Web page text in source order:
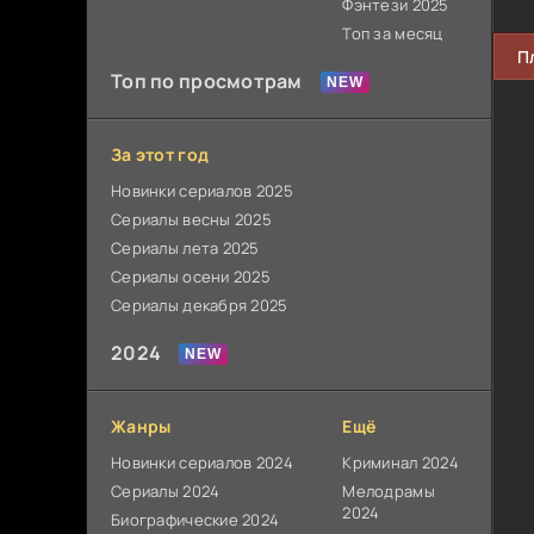
Фэнтези 2025
Топ за месяц
Топ по просмотрам
За этот год
Новинки сериалов 2025
Сериалы весны 2025
Сериалы лета 2025
Сериалы осени 2025
Сериалы декабря 2025
2024
Жанры
Новинки сериалов 2024
Сериалы 2024
Биографические 2024
Ещё
Криминал 2024
Мелодрамы
2024